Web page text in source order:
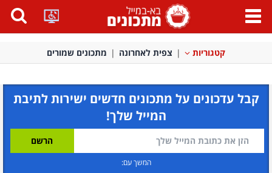
פתח
תפריט
קטגוריות צפית לאחרונה מתכונים שמורים
קבל עדכונים על מתכונים חדשים ישירות לתיבת
המייל שלך!
המשך עם: